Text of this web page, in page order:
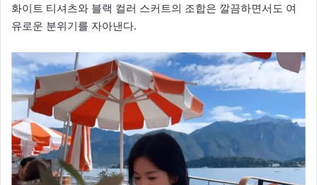
화이트 티셔츠와 블랙 컬러 스커트의 조합은 깔끔하면서도 여
유로운 분위기를 자아낸다.